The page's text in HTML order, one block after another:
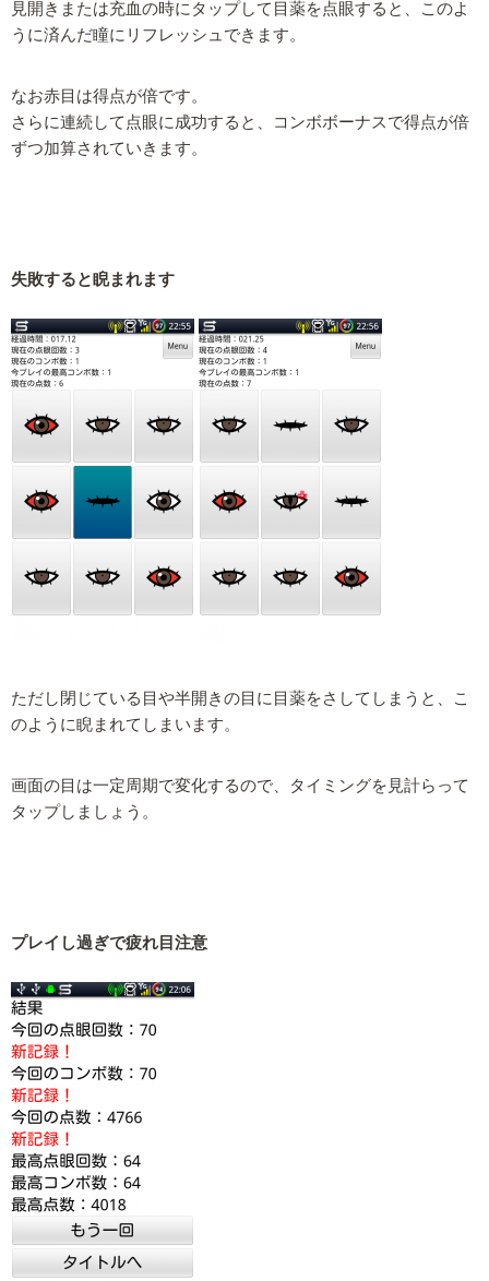
見開きまたは充血の時にタップして目薬を点眼すると、このよ
うに済んだ瞳にリフレッシュできます。
なお赤目は得点が倍です。
さらに連続して点眼に成功すると、コンボボーナスで得点が倍
ずつ加算されていきます。
失敗すると睨まれます
ただし閉じている目や半開きの目に目薬をさしてしまうと、こ
のように睨まれてしまいます。
画面の目は一定周期で変化するので、タイミングを見計らって
タップしましょう。
プレイし過ぎで疲れ目注意